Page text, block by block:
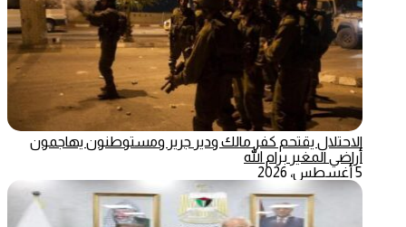
الاحتلال يقتحم كفر مالك ودير جرير ومستوطنون يهاجمون
أراضي المغير برام الله
5 أغسطس، 2026